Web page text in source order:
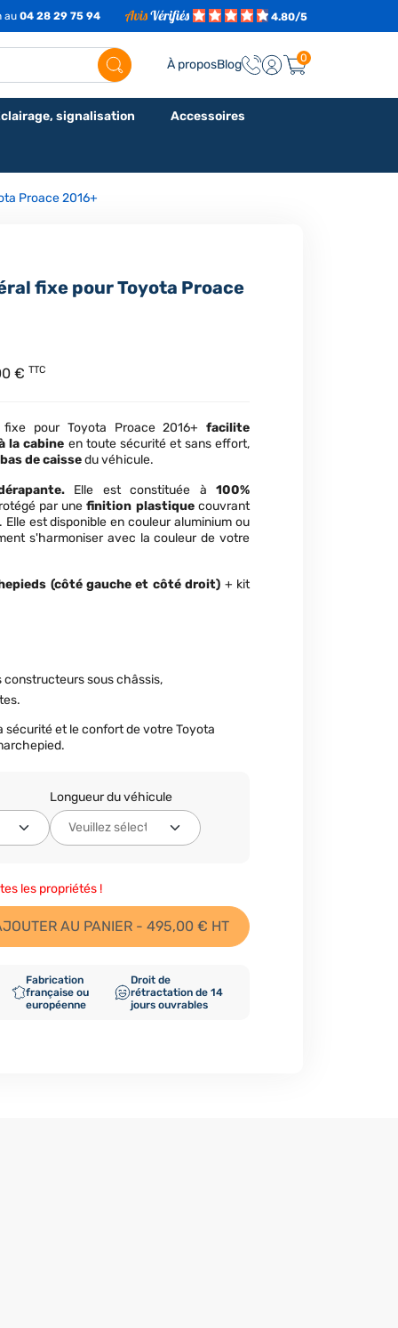
au 04 28 29 75 94 4.80/5
À proposBlog 0
signalisation Accessoires
Proace 2016+
fixe pour Toyota Proace
€ TTC
pour Toyota Proace 2016+ facilite
la cabine en toute sécurité et sans effort,
de caissedu véhicule.
Elle est constituée à 100%
par unefinition plastiquecouvrant
est disponible en couleur aluminium ou
s'harmoniser avec la couleur de votre
(côté gauche et côté droit) + kit
constructeurs sous châssis,
sécurité et le confort de votre Toyota
Longueur du véhicule
les propriétés !
AU PANIER - 495,00 € HT
Fabrication
française ou
européenne
Droit de
rétractation de 14
jours ouvrables